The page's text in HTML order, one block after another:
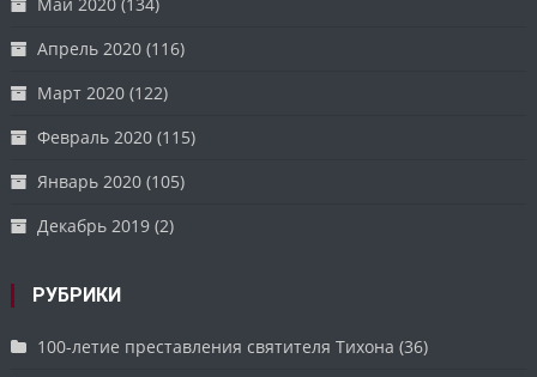
Апрель 2020 (116)
Март 2020 (122)
Февраль 2020 (115)
Январь 2020 (105)
Декабрь 2019 (2)
РУБРИКИ
100-летие преставления святителя Тихона (36)